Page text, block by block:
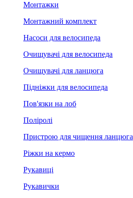
Монтажки
Монтажний комплект
Насоси для велосипеда
Очищувачі для велосипеда
Очищувачі для ланцюга
Підніжки для велосипеда
Пов'язки на лоб
Поліролі
Пристрою для чищення ланцюга
Ріжки на кермо
Рукавиці
Рукавички